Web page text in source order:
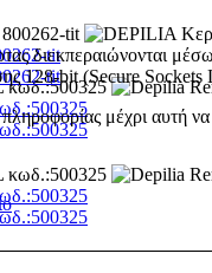
tit
tit
διεκπεραιώνονται
128-bit (Secure Sockets
μέχρι αυτή